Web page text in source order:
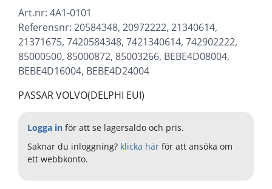
Art.nr: 4A1-0101
Referensnr: 20584348, 20972222, 21340614,
21371675, 7420584348, 7421340614, 742902222,
85000500, 85000872, 85003266, BEBE4D08004,
BEBE4D16004, BEBE4D24004
PASSAR VOLVO(DELPHI EUI)
Logga in för att se lagersaldo och pris.
Saknar du inloggning? klicka här för att ansöka om
ett webbkonto.